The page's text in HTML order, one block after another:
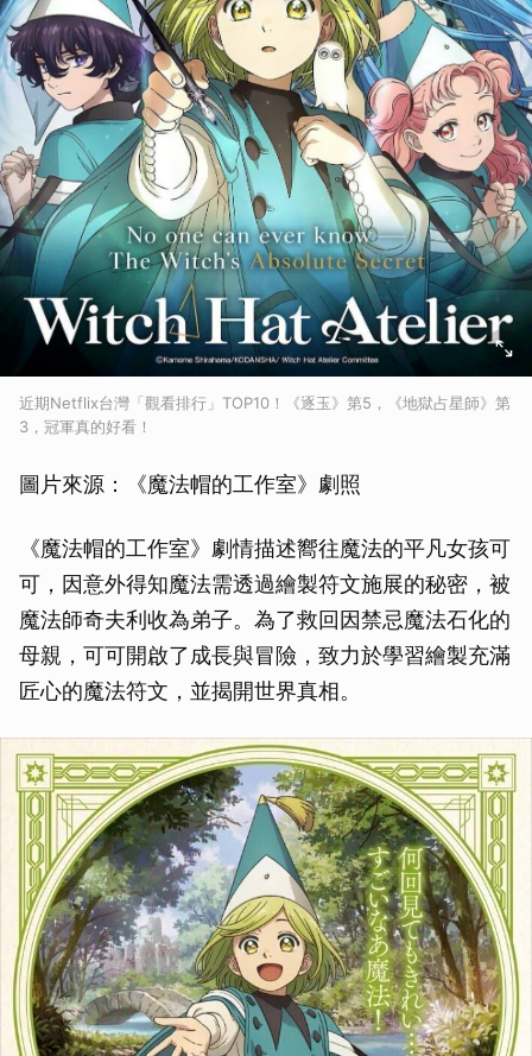
近期Netflix台灣「觀看排行」TOP10！《逐玉》第5，《地獄占星師》第
3，冠軍真的好看！
圖片來源：《魔法帽的工作室》劇照
《魔法帽的工作室》劇情描述嚮往魔法的平凡女孩可
可，因意外得知魔法需透過繪製符文施展的秘密，被
魔法師奇夫利收為弟子。為了救回因禁忌魔法石化的
母親，可可開啟了成長與冒險，致力於學習繪製充滿
匠心的魔法符文，並揭開世界真相。